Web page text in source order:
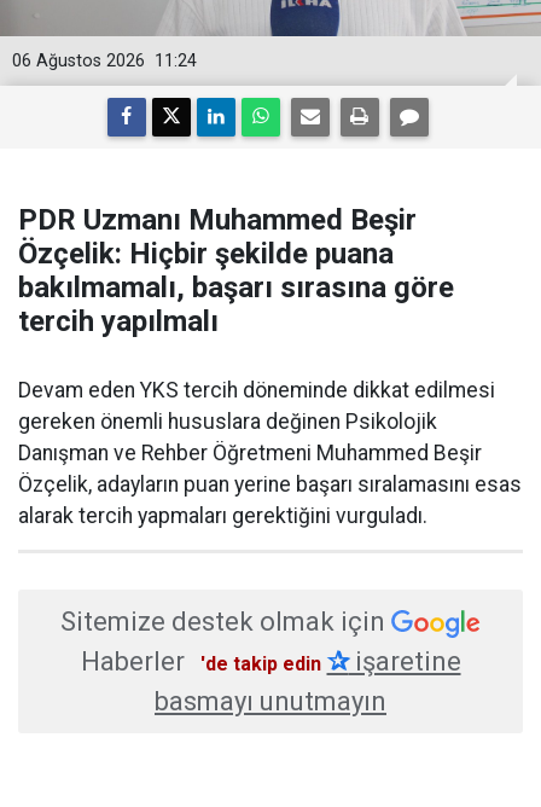
11:24
06 Ağustos 2026
PDR Uzmanı Muhammed Beşir
Özçelik: Hiçbir şekilde puana
bakılmamalı, başarı sırasına göre
tercih yapılmalı
Devam eden YKS tercih döneminde dikkat edilmesi
gereken önemli hususlara değinen Psikolojik
Danışman ve Rehber Öğretmeni Muhammed Beşir
Özçelik, adayların puan yerine başarı sıralamasını esas
alarak tercih yapmaları gerektiğini vurguladı.
Sitemize destek olmak için
Haberler
'de takip edin ✰işaretine
basmayı unutmayın